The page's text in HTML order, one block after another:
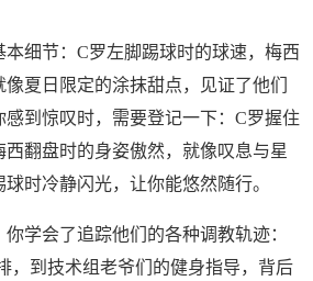
细节：C罗左脚踢球时的球速，梅西
夏日限定的涂抹甜点，见证了他们
感到惊叹时，需要登记一下：C罗握住
翻盘时的身姿傲然，就像叹息与星
时冷静闪光，让你能悠然随行。
学会了追踪他们的各种调教轨迹：
，到技术组老爷们的健身指导，背后